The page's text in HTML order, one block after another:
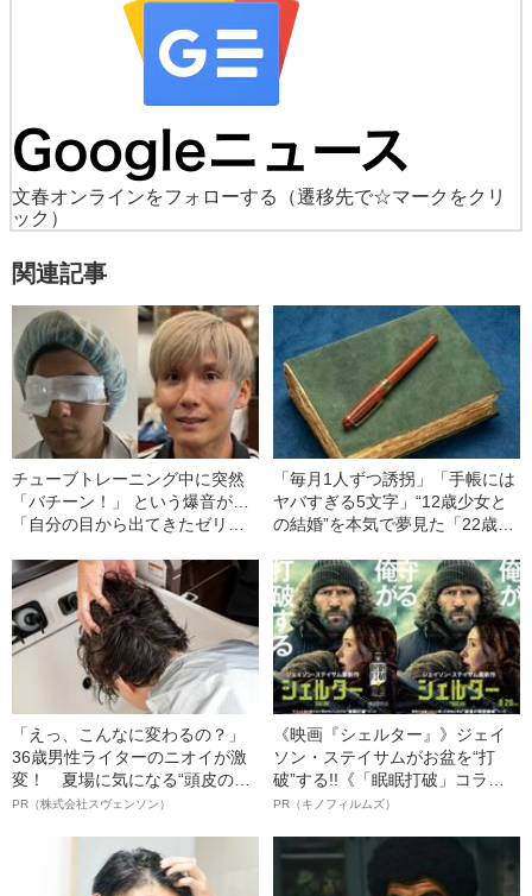
文春オンラインをフォローする
（遷移先で☆マークをクリ
ック）
関連記事
チューブトレーニング中に突然
「バチーン！」 という爆音が…
「自分の目から出てきたゼリー
いました」柿谷や宇佐美ともプ
レーした“サッカー選手”が視覚障
害を負った“恐怖の瞬間”を明かす
「毎月1人ずつ誘拐」「手帳には
ヤバすぎる5文字」“12歳少女と
の結婚”を本気で夢見た「22歳男
「えっ、こんなに変わるの？」
36歳男性ライターのニオイが激
変！ 夏場に気になる“頭皮のニ
オイ”や“ベタつき”を解消す
ト”が生み出した徹底ケアとは
PR（株式会社スヴェンソン）
《映画『シェルター』》ジェイ
ソン・ステイサムがお盆を“打
破”する!!《「眠眠打破」コラ
ボ》
PR（キノフィルムズ）